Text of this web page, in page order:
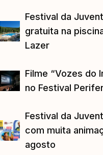
Festival da
gratuita na
Lazer
Filme “Vozes do
no Festival
Festival da
com muita
agosto